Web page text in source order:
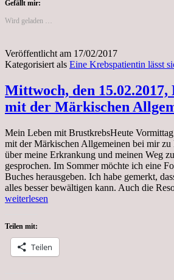
Gefällt mir:
Wird geladen …
Veröffentlicht am 17/02/2017
Kategorisiert als Eine Krebspatientin lässt
Mittwoch, den
mit der Märkischen
Mein Leben mit BrustkrebsHeute
mit der Märkischen Allgemeinen bei mir zu
über meine Erkrankung und meinen Weg
gesprochen. Im Sommer möchte ich eine
Buches herausgeben. Ich habe gemerkt,
alles besser bewältigen kann. Auch die
weiterlesen
Teilen mit:
Teilen